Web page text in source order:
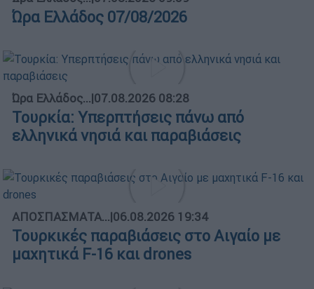
Ώρα Ελλάδος 07/08/2026
Ώρα Ελλάδος...|07.08.2026 08:28
Τουρκία: Υπερπτήσεις πάνω από
ελληνικά νησιά και παραβιάσεις
ΑΠΟΣΠΑΣΜΑΤΑ...|06.08.2026 19:34
Τουρκικές παραβιάσεις στο Αιγαίο με
μαχητικά F-16 και drones